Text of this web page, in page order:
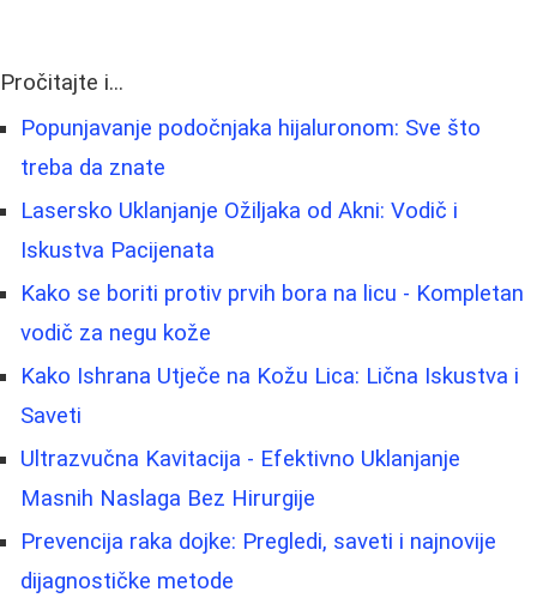
Pročitajte i...
Popunjavanje podočnjaka hijaluronom: Sve što
treba da znate
Lasersko Uklanjanje Ožiljaka od Akni: Vodič i
Iskustva Pacijenata
Kako se boriti protiv prvih bora na licu - Kompletan
vodič za negu kože
Kako Ishrana Utječe na Kožu Lica: Lična Iskustva i
Saveti
Ultrazvučna Kavitacija - Efektivno Uklanjanje
Masnih Naslaga Bez Hirurgije
Prevencija raka dojke: Pregledi, saveti i najnovije
dijagnostičke metode